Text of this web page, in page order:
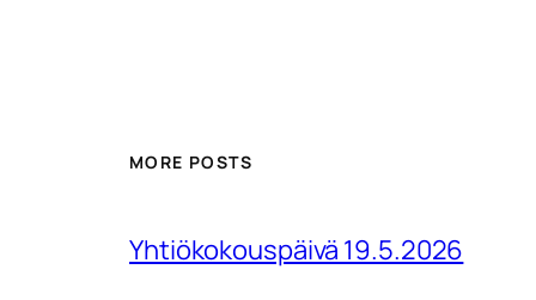
MORE POSTS
Yhtiökokouspäivä 19.5.2026